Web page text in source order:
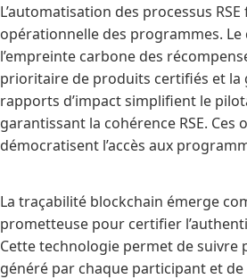
L’automatisation des processus
opérationnelle des programmes.
l’empreinte carbone des
prioritaire de produits certifiés et la
rapports d’impact simplifient le
garantissant la cohérence RSE.
démocratisent l’accès aux
La traçabilité blockchain émerge
prometteuse pour certifier
Cette technologie permet de suivre
généré par chaque participant et